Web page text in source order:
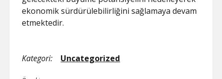
ekonomik sürdürülebilirliğini sağlamaya devam
etmektedir.
Kategori: Uncategorized